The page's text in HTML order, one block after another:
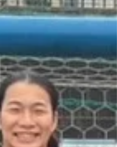
のページ よりご確認くださ